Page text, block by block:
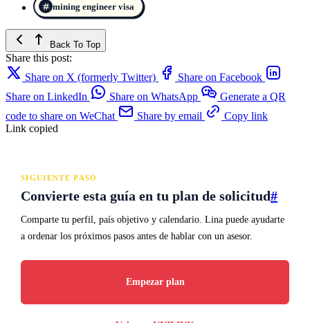
mining engineer visa
Back To Top
Share this post:
Share on X (formerly Twitter)
Share on Facebook
Share on LinkedIn
Share on WhatsApp
Generate a QR
code to share on WeChat
Share by email
Copy link
Link copied
SIGUIENTE PASO
Convierte esta guía en tu plan de solicitud#
Comparte tu perfil, país objetivo y calendario. Lina puede ayudarte
a ordenar los próximos pasos antes de hablar con un asesor.
Empezar plan